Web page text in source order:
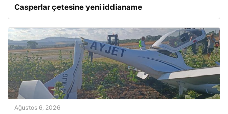
Casperlar çetesine yeni iddianame
Ağustos 6, 2026